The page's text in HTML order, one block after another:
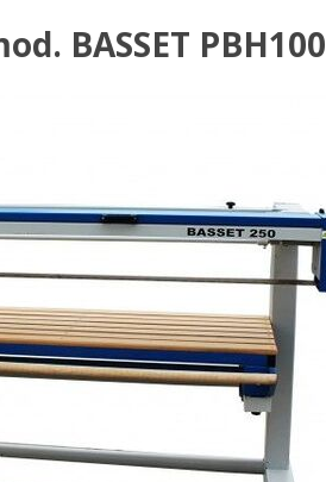
BASSET PBH100